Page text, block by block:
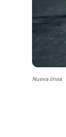
Nueva línea